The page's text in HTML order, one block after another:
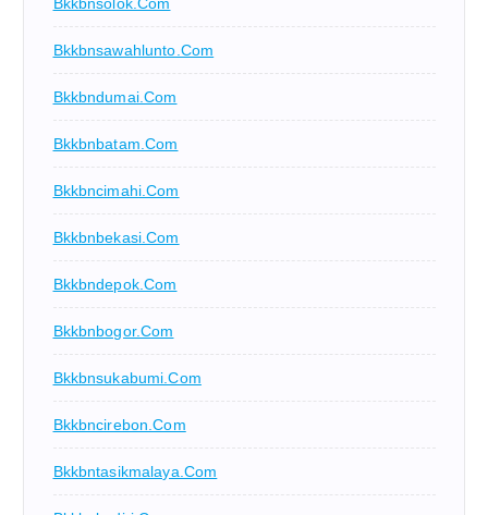
Bkkbnsawahlunto.com
Bkkbndumai.com
Bkkbnbatam.com
Bkkbncimahi.com
Bkkbnbekasi.com
Bkkbndepok.com
Bkkbnbogor.com
Bkkbnsukabumi.com
Bkkbncirebon.com
Bkkbntasikmalaya.com